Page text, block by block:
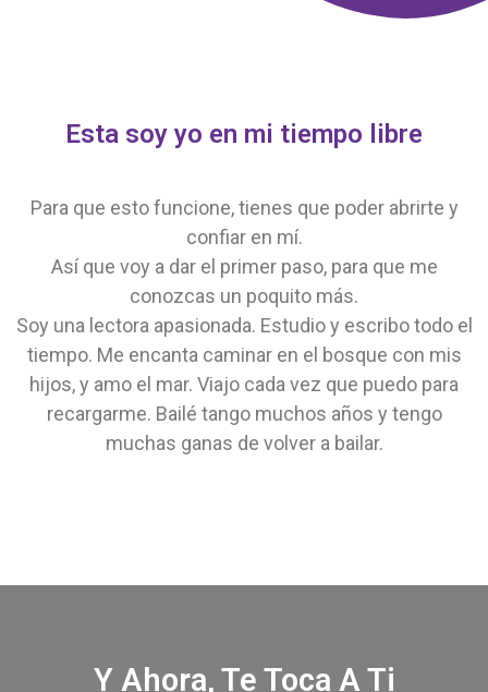
Esta soy yo en mi tiempo libre
Para que esto funcione, tienes que poder abrirte y
confiar en mí.
Así que voy a dar el primer paso, para que me
conozcas un poquito más.
Soy una lectora apasionada. Estudio y escribo todo el
tiempo. Me encanta caminar en el bosque con mis
hijos, y amo el mar. Viajo cada vez que puedo para
recargarme. Bailé tango muchos años y tengo
muchas ganas de volver a bailar.
Y Ahora, Te Toca A Ti